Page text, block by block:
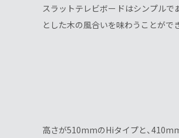
スラットテレビボードはシンプルで
とした木の風合いを味わうことがで
高さが510mmのHiタイプと、